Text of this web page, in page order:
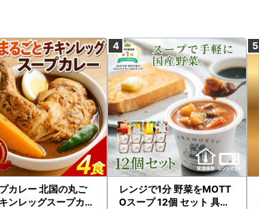
カレー 北国の丸ご
ンレッグスープカレ
レンジで1分 野菜をMOTT
Oスープ 12個 セット 具だ